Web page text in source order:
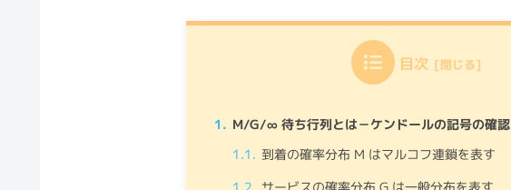
目次
M/G/∞ 待ち行列とは－ケンドールの記号の確認
到着の確率分布 M はマルコフ連鎖を表す